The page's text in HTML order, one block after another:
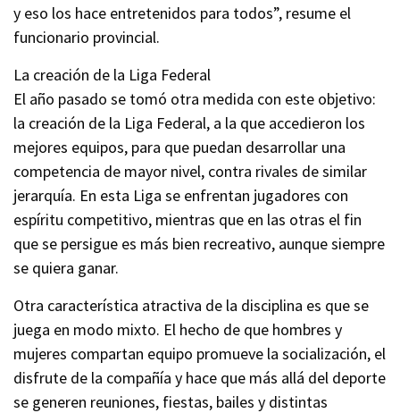
y eso los hace entretenidos para todos”, resume el
funcionario provincial.
La creación de la Liga Federal
El año pasado se tomó otra medida con este objetivo:
la creación de la Liga Federal, a la que accedieron los
mejores equipos, para que puedan desarrollar una
competencia de mayor nivel, contra rivales de similar
jerarquía. En esta Liga se enfrentan jugadores con
espíritu competitivo, mientras que en las otras el fin
que se persigue es más bien recreativo, aunque siempre
se quiera ganar.
Otra característica atractiva de la disciplina es que se
juega en modo mixto. El hecho de que hombres y
mujeres compartan equipo promueve la socialización, el
disfrute de la compañía y hace que más allá del deporte
se generen reuniones, fiestas, bailes y distintas